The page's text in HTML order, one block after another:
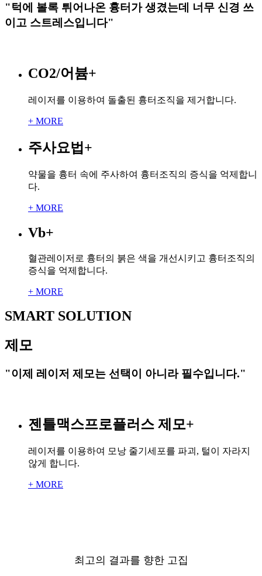
"턱에 볼록 튀어나온 흉터가 생겼는데 너무 신경 쓰
이고 스트레스입니다"
CO2/어븀+
레이저를 이용하여 돌출된 흉터조직을 제거합니다.
+ MORE
주사요법 +
약물을 흉터 속에 주사하여 흉터조직의 증식을 억제합니
다.
+ MORE
Vb+
혈관레이저로 흉터의 붉은 색을 개선시키고 흉터조직의
증식을 억제합니다.
+ MORE
SMART SOLUTION
제모
"이제 레이저 제모는 선택이 아니라 필수입니다."
젠틀맥스프로플러스 제모+
레이저를 이용하여 모낭 줄기세포를 파괴, 털이 자라지
않게 합니다.
+ MORE
최고의 결과를 향한 고집